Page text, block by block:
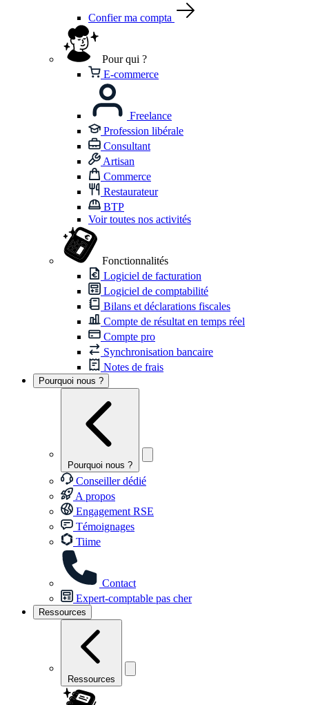
Confier ma compta
Pour qui ?
E-commerce
Freelance
Profession libérale
Consultant
Artisan
Commerce
Restaurateur
BTP
Voir toutes nos activités
Fonctionnalités
Logiciel de facturation
Logiciel de comptabilité
Bilans et déclarations fiscales
Compte de résultat en temps réel
Compte pro
Synchronisation bancaire
Notes de frais
Pourquoi nous ?
Pourquoi nous ?
Conseiller dédié
A propos
Engagement RSE
Témoignages
Tiime
Contact
Expert-comptable pas cher
Ressources
Ressources